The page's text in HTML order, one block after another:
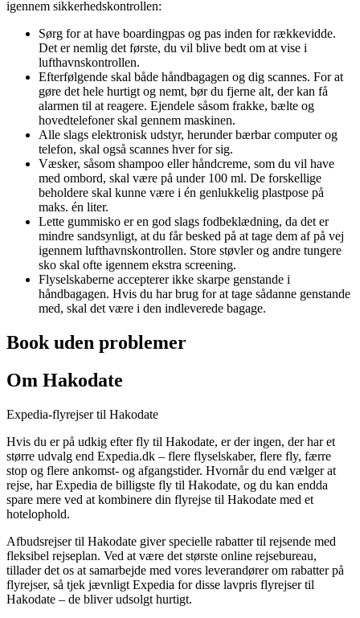
igennem sikkerhedskontrollen:
Sørg for at have boardingpas og pas inden for rækkevidde.
Det er nemlig det første, du vil blive bedt om at vise i
lufthavnskontrollen.
Efterfølgende skal både håndbagagen og dig scannes. For at
gøre det hele hurtigt og nemt, bør du fjerne alt, der kan få
alarmen til at reagere. Ejendele såsom frakke, bælte og
hovedtelefoner skal gennem maskinen.
Alle slags elektronisk udstyr, herunder bærbar computer og
telefon, skal også scannes hver for sig.
Væsker, såsom shampoo eller håndcreme, som du vil have
med ombord, skal være på under 100 ml. De forskellige
beholdere skal kunne være i én genlukkelig plastpose på
maks. én liter.
Lette gummisko er en god slags fodbeklædning, da det er
mindre sandsynligt, at du får besked på at tage dem af på vej
igennem lufthavnskontrollen. Store støvler og andre tungere
sko skal ofte igennem ekstra screening.
Flyselskaberne accepterer ikke skarpe genstande i
håndbagagen. Hvis du har brug for at tage sådanne genstande
med, skal det være i den indleverede bagage.
Book uden problemer
Om Hakodate
Expedia-flyrejser til Hakodate
Hvis du er på udkig efter fly til Hakodate, er der ingen, der har et
større udvalg end Expedia.dk – flere flyselskaber, flere fly, færre
stop og flere ankomst- og afgangstider. Hvornår du end vælger at
rejse, har Expedia de billigste fly til Hakodate, og du kan endda
spare mere ved at kombinere din flyrejse til Hakodate med et
hotelophold.
Afbudsrejser til Hakodate giver specielle rabatter til rejsende med
fleksibel rejseplan. Ved at være det største online rejsebureau,
tillader det os at samarbejde med vores leverandører om rabatter på
flyrejser, så tjek jævnligt Expedia for disse lavpris flyrejser til
Hakodate – de bliver udsolgt hurtigt.